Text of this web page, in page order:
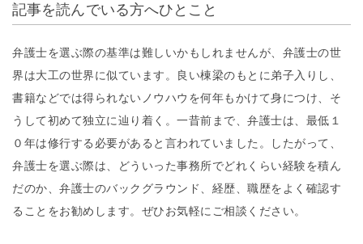
記事を読んでいる方へひとこと
弁護士を選ぶ際の基準は難しいかもしれませんが、弁護士の世
界は大工の世界に似ています。良い棟梁のもとに弟子入りし、
書籍などでは得られないノウハウを何年もかけて身につけ、そ
うして初めて独立に辿り着く。一昔前まで、弁護士は、最低１
０年は修行する必要があると言われていました。したがって、
弁護士を選ぶ際は、どういった事務所でどれくらい経験を積ん
だのか、弁護士のバックグラウンド、経歴、職歴をよく確認す
ることをお勧めします。ぜひお気軽にご相談ください。